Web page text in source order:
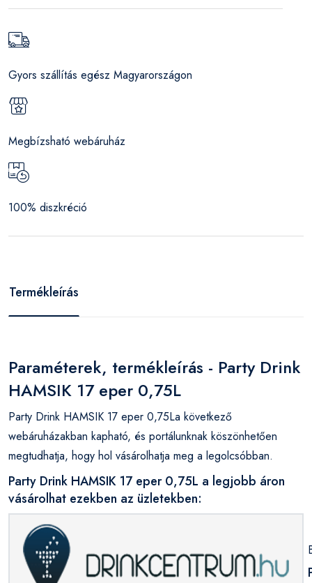
Gyors szállítás egész Magyarországon
Megbízsható webáruház
100% diszkréció
Termékleírás
Paraméterek, termékleírás - Party Drink
HAMSIK 17 eper 0,75L
Party Drink HAMSIK 17 eper 0,75La következő
webáruházakban kapható, és portálunknak köszönhetően
megtudhatja, hogy hol vásárolhatja meg a legolcsóbban.
Party Drink HAMSIK 17 eper 0,75L a legjobb áron
vásárolhat ezekben az üzletekben: